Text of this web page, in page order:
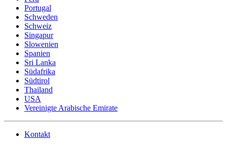
Portugal
Schweden
Schweiz
Singapur
Slowenien
Spanien
Sri Lanka
Südafrika
Südtirol
Thailand
USA
Vereinigte Arabische Emirate
Kontakt